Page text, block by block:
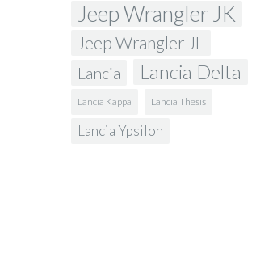
Jeep Wrangler JK
Jeep Wrangler JL
Lancia Lancia Delta
Lancia Kappa Lancia Thesis
Lancia Ypsilon